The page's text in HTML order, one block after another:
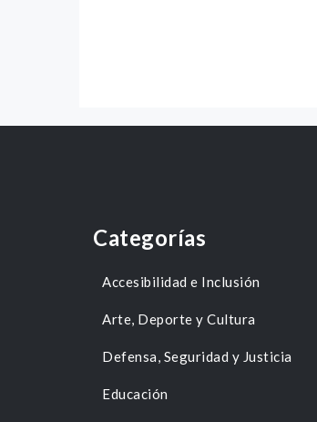
Categorías
Accesibilidad e Inclusión
Arte, Deporte y Cultura
Defensa, Seguridad y Justicia
Educación